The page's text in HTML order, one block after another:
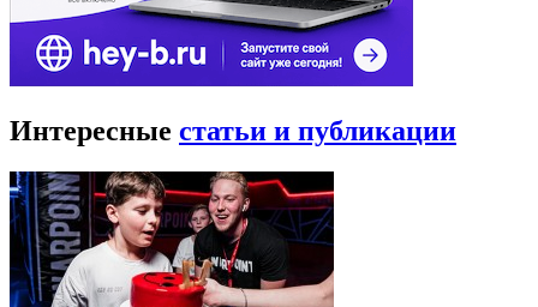
Интересные статьи и публикации